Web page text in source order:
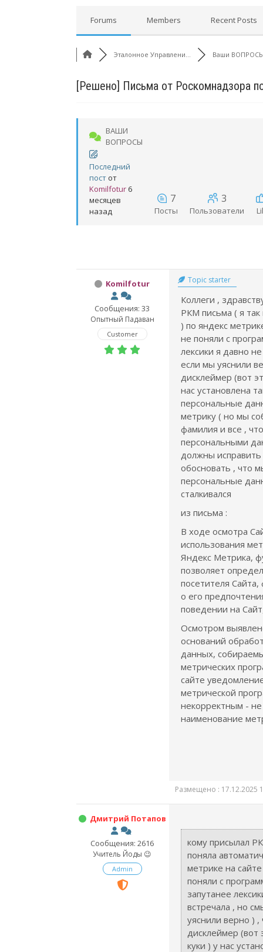
Forums Members Recent Posts
Эталонное Управлени... Ваши
[Решено] Письма от Роскомнадзора
ВАШИ
ВОПРОСЫ
Последний
пост от
Komilfotur 6
месяцев
назад
7
Посты
3
Пользователи
Komilfotur
Сообщения: 33
Опытный Падаван
Customer
Topic starter
Коллеги ,
РКМ письма ( я так
) по яндекс
не поняли с
лексики я давно
если мы уяснили
дисклеймер (вот
нас установлена
персональные
метрику ( но мы
фамилия и все ,
персональными
должны
обосновать , что
персональные
сталкивался
из письма :
В ходе осмотра
использования
Яндекс Метрика,
позволяет
посетителя
о его
поведении на
Осмотром
оснований
данных,
метрических
сайте
метрической
некорректным -
наименование
Размещено : 17.12.2025
Дмитрий Потапов
Сообщения: 2616
Учитель Йоды 😉
Admin
кому присылал
поняла
метрике на
поняли с
запутанее
встречала , но
уяснили верно )
дисклеймер (вот
куки ) у нас